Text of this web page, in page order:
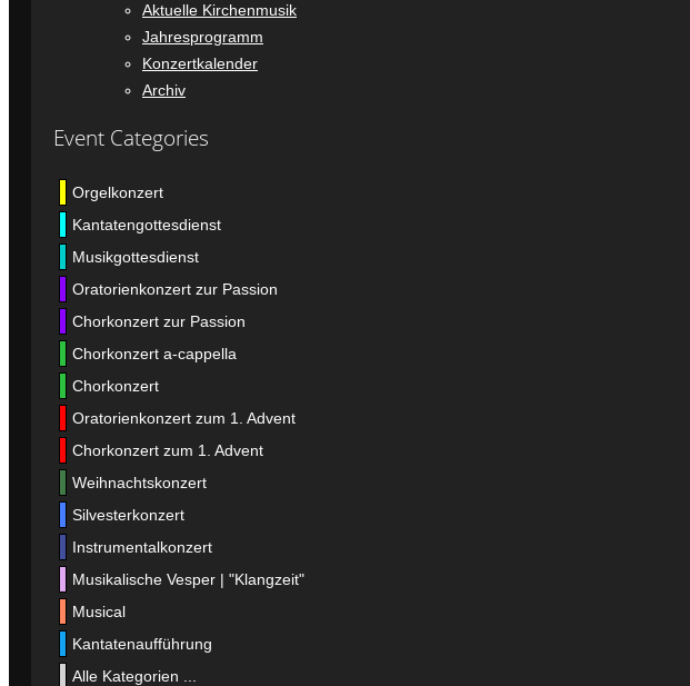
Aktuelle Kirchenmusik
Jahresprogramm
Konzertkalender
Archiv
Event Categories
Orgelkonzert
Kantatengottesdienst
Musikgottesdienst
Oratorienkonzert zur Passion
Chorkonzert zur Passion
Chorkonzert a-cappella
Chorkonzert
Oratorienkonzert zum 1. Advent
Chorkonzert zum 1. Advent
Weihnachtskonzert
Silvesterkonzert
Instrumentalkonzert
Musikalische Vesper | "Klangzeit"
Musical
Kantatenaufführung
Alle Kategorien ...